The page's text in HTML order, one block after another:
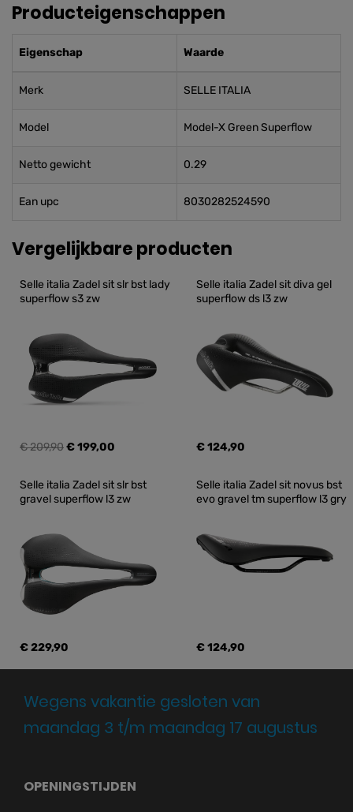
Producteigenschappen
Eigenschap Waarde
Merk SELLE ITALIA
Model Model-X Green Superflow
Netto gewicht 0.29
Ean upc 8030282524590
Vergelijkbare producten
Selle italia Zadel sit slr bst lady
superflow s3 zw
€ 209,90€ 199,00
Selle italia Zadel sit diva gel
superflow ds l3 zw
€ 124,90
Selle italia Zadel sit slr bst
gravel superflow l3 zw
€ 229,90
Selle italia Zadel sit novus bst
evo gravel tm superflow l3 gry
€ 124,90
Wegens vakantie gesloten van
maandag 3 t/m maandag 17 augustus
OPENINGSTIJDEN